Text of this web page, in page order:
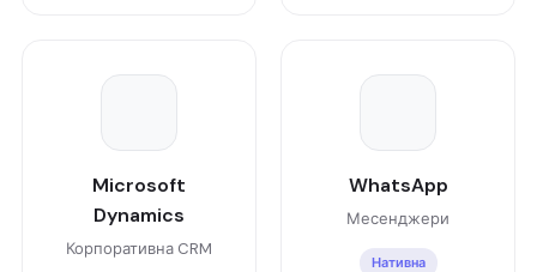
Microsoft
Dynamics
Корпоративна CRM
WhatsApp
Месенджери
Нативна